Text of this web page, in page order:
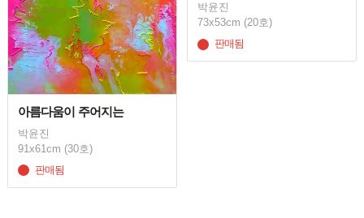
박윤진
73x53cm (20호)
판매됨
아름다움이 주어지는
박윤진
91x61cm (30호)
판매됨